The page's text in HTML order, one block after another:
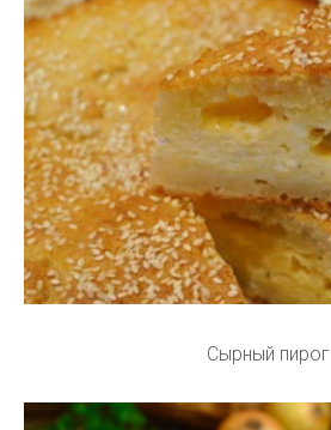
Сырный пирог